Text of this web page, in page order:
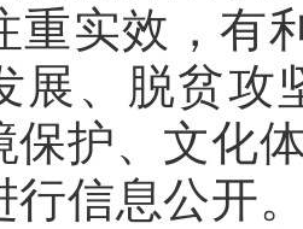
重实效，有
展、脱贫攻
保护、文化
行信息公开